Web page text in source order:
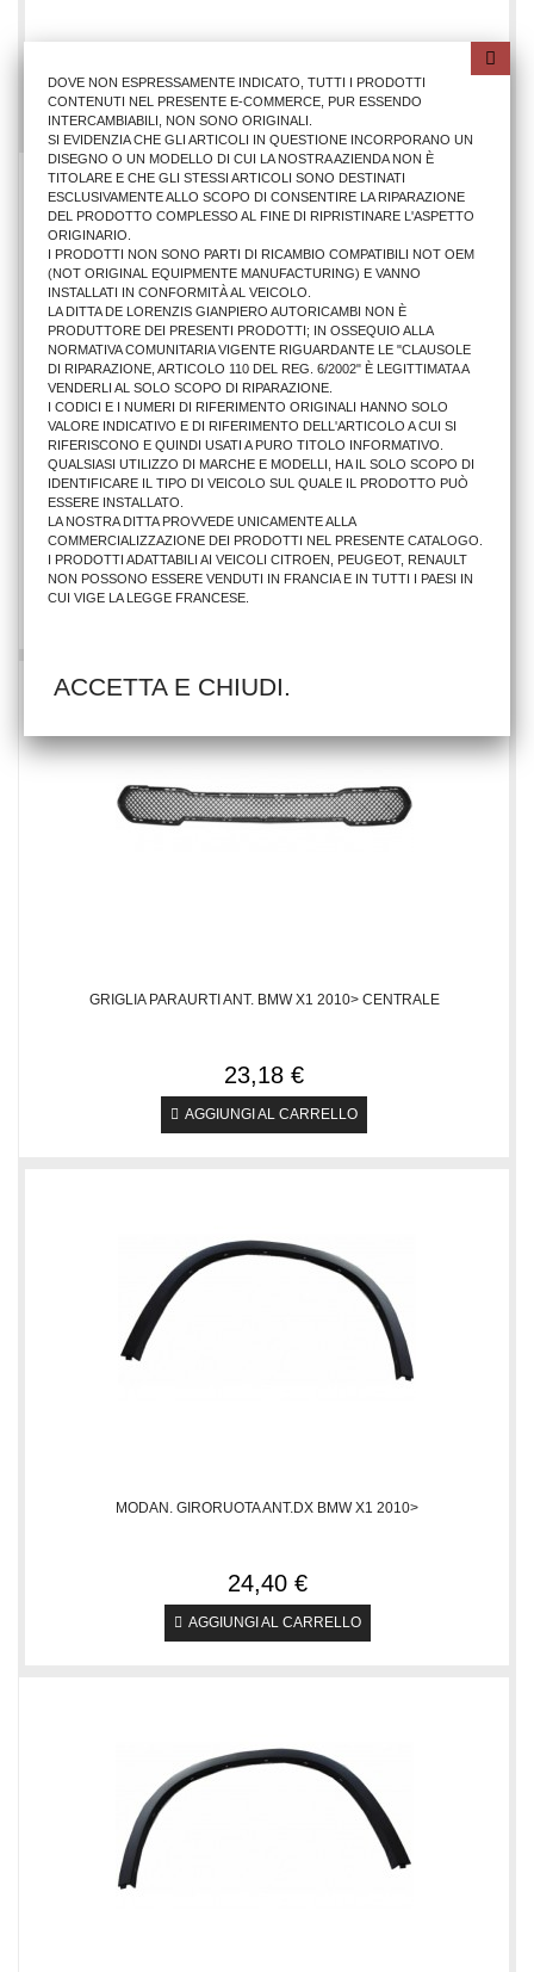
AGGIUNGI AL CARRELLO
GRIGLIA ANTER. BMW X1 2010> SX CROM./NERA
17,69 €
AGGIUNGI AL CARRELLO
GRIGLIA PARAURTI ANT. BMW X1 2010> CENTRALE
23,18 €
AGGIUNGI AL CARRELLO
MODAN. GIRORUOTA ANT.DX BMW X1 2010>
24,40 €
AGGIUNGI AL CARRELLO
DOVE NON ESPRESSAMENTE INDICATO, TUTTI I PRODOTTI
CONTENUTI NEL PRESENTE E-COMMERCE, PUR ESSENDO
INTERCAMBIABILI, NON SONO ORIGINALI.
SI EVIDENZIA CHE GLI ARTICOLI IN QUESTIONE INCORPORANO UN
DISEGNO O UN MODELLO DI CUI LA NOSTRA AZIENDA NON È
TITOLARE E CHE GLI STESSI ARTICOLI SONO DESTINATI
ESCLUSIVAMENTE ALLO SCOPO DI CONSENTIRE LA RIPARAZIONE
DEL PRODOTTO COMPLESSO AL FINE DI RIPRISTINARE L'ASPETTO
ORIGINARIO.
I PRODOTTI NON SONO PARTI DI RICAMBIO COMPATIBILI NOT OEM
(NOT ORIGINAL EQUIPMENTE MANUFACTURING) E VANNO
INSTALLATI IN CONFORMITÀ AL VEICOLO.
LA DITTA DE LORENZIS GIANPIERO AUTORICAMBI NON È
PRODUTTORE DEI PRESENTI PRODOTTI; IN OSSEQUIO ALLA
NORMATIVA COMUNITARIA VIGENTE RIGUARDANTE LE "CLAUSOLE
DI RIPARAZIONE, ARTICOLO 110 DEL REG. 6/2002" È LEGITTIMATA A
VENDERLI AL SOLO SCOPO DI RIPARAZIONE.
I CODICI E I NUMERI DI RIFERIMENTO ORIGINALI HANNO SOLO
VALORE INDICATIVO E DI RIFERIMENTO DELL'ARTICOLO A CUI SI
RIFERISCONO E QUINDI USATI A PURO TITOLO INFORMATIVO.
QUALSIASI UTILIZZO DI MARCHE E MODELLI, HA IL SOLO SCOPO DI
IDENTIFICARE IL TIPO DI VEICOLO SUL QUALE IL PRODOTTO PUÒ
ESSERE INSTALLATO.
LA NOSTRA DITTA PROVVEDE UNICAMENTE ALLA
COMMERCIALIZZAZIONE DEI PRODOTTI NEL PRESENTE CATALOGO.
I PRODOTTI ADATTABILI AI VEICOLI CITROEN, PEUGEOT, RENAULT
NON POSSONO ESSERE VENDUTI IN FRANCIA E IN TUTTI I PAESI IN
CUI VIGE LA LEGGE FRANCESE.
ACCETTA E CHIUDI.